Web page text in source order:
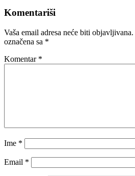
Komentariši
Vaša email adresa neće biti objavljivana.
označena sa *
Komentar *
Ime *
Email *